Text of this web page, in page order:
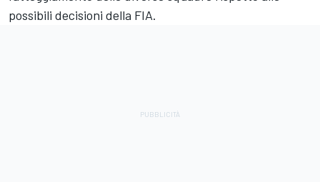
possibili decisioni della FIA.